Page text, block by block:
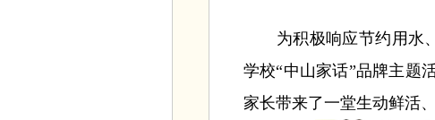
为积极响应节约用水、
学校“中山家话”品牌主题
家长带来了一堂生动鲜活